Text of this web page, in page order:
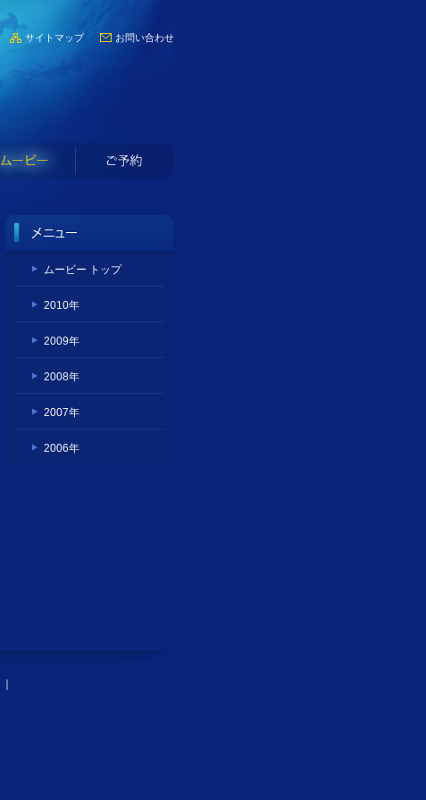
サイトマップ お問い合わせ
ムービー トップ
2010年
2009年
2008年
2007年
2006年